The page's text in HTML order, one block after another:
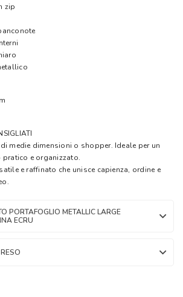
zip
medie dimensioni o shopper. Ideale per un
e organizzato.
e raffinato che unisce capienza, ordine e
PORTAFOGLIO METALLIC LARGE
ECRU